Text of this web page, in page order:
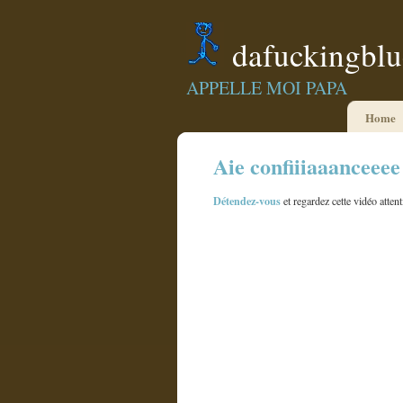
APPELLE MOI PAPA
Home
Aie confiiiaaanceeee
Détendez-vouset regardez cette vidéo